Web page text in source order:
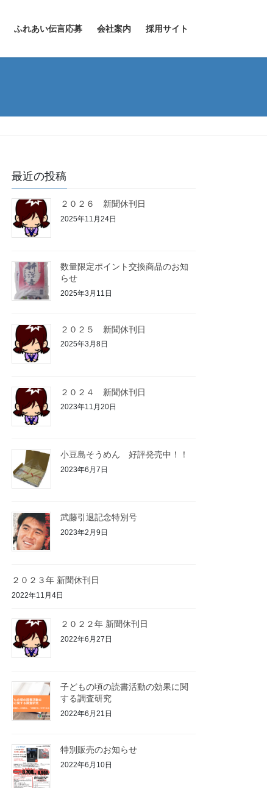
ふれあい伝言応募 会社案内 採用サイト
最近の投稿
２０２６ 新聞休刊日
2025年11月24日
数量限定ポイント交換商品のお知
らせ
2025年3月11日
２０２５ 新聞休刊日
2025年3月8日
２０２４ 新聞休刊日
2023年11月20日
小豆島そうめん 好評発売中！！
2023年6月7日
武藤引退記念特別号
2023年2月9日
２０２３年 新聞休刊日
2022年11月4日
２０２２年 新聞休刊日
2022年6月27日
子どもの頃の読書活動の効果に関
する調査研究
2022年6月21日
特別販売のお知らせ
2022年6月10日